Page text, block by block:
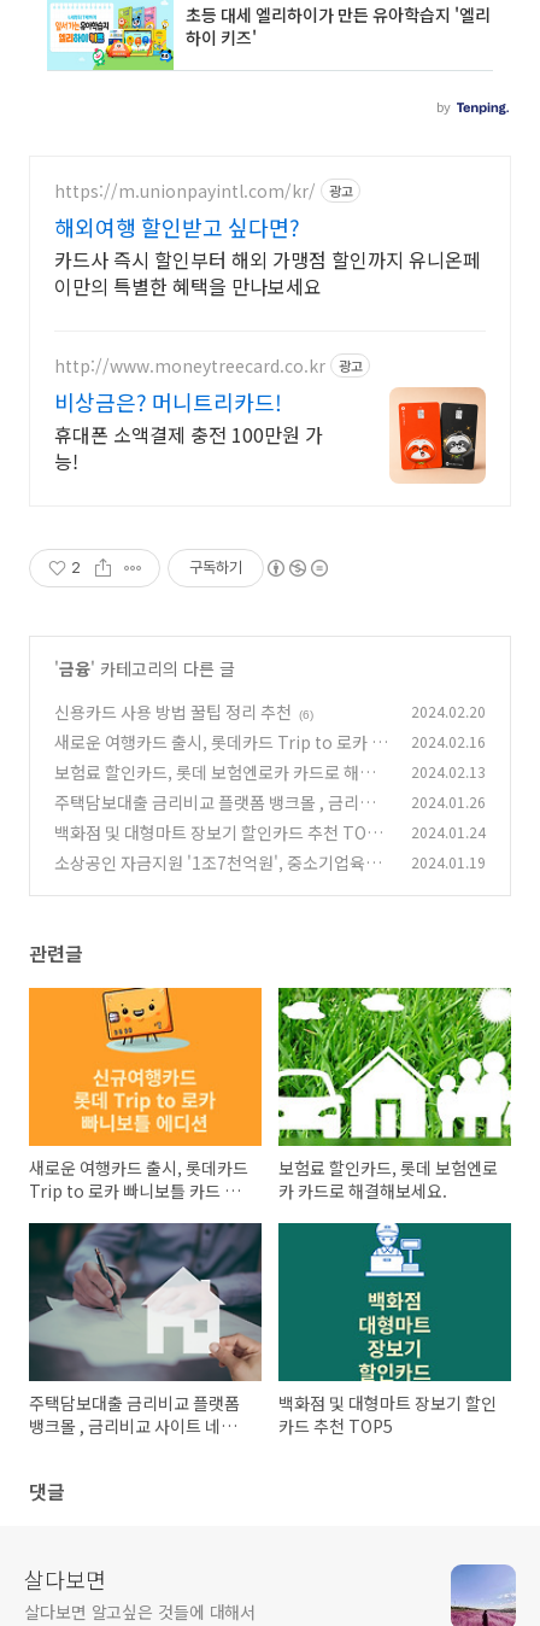
https://m.unionpayintl.com/kr/ 광고
해외여행 할인받고 싶다면?
카드사 즉시 할인부터 해외 가맹점 할인까지 유니온페
이만의 특별한 혜택을 만나보세요
http://www.moneytreecard.co.kr 광고
비상금은? 머니트리카드!
휴대폰 소액결제 충전 100만원 가
능!
2 구독하기
'금융' 카테고리의 다른 글
신용카드 사용 방법 꿀팁 정리 추천
(6) 2024.02.20
새로운 여행카드 출시, 롯데카드 Trip to 로카 빠
니보틀 카드 에디션 (8)
2024.02.16
보험료 할인카드, 롯데 보험엔로카 카드로 해결
해보세요.
(6)
2024.02.13
주택담보대출 금리비교 플랫폼 뱅크몰 , 금리비
교 사이트 네이버페이 (6)
2024.01.26
백화점 및 대형마트 장보기 할인카드 추천 TOP5
(6)
2024.01.24
소상공인 자금지원 '1조7천억원', 중소기업육성
2024.01.19
관련글
새로운 여행카드 출시, 롯데카드
Trip to 로카 빠니보틀 카드 에
보험료 할인카드, 롯데 보험엔로
카 카드로 해결해보세요.
주택담보대출 금리비교 플랫폼
뱅크몰 , 금리비교 사이트 네이
백화점 및 대형마트 장보기 할인
카드 추천 TOP5
댓글
살다보면
살다보면 알고싶은 것들에 대해서